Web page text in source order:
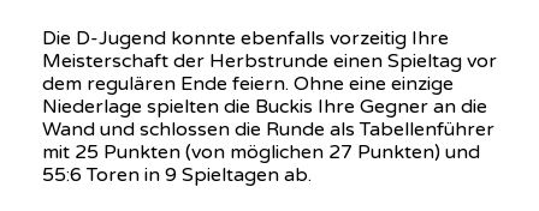
Die D-Jugend konnte ebenfalls vorzeitig Ihre
Meisterschaft der Herbstrunde einen Spieltag vor
dem regulären Ende feiern. Ohne eine einzige
Niederlage spielten die Buckis Ihre Gegner an die
Wand und schlossen die Runde als Tabellenführer
mit 25 Punkten (von möglichen 27 Punkten) und
55:6 Toren in 9 Spieltagen ab.